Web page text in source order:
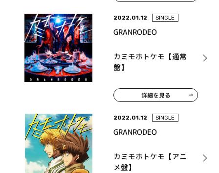
2022.01.12 SINGLE
GRANRODEO
カミモホトケモ【通常
盤】
詳細を見る
2022.01.12 SINGLE
GRANRODEO
カミモホトケモ【アニ
メ盤】